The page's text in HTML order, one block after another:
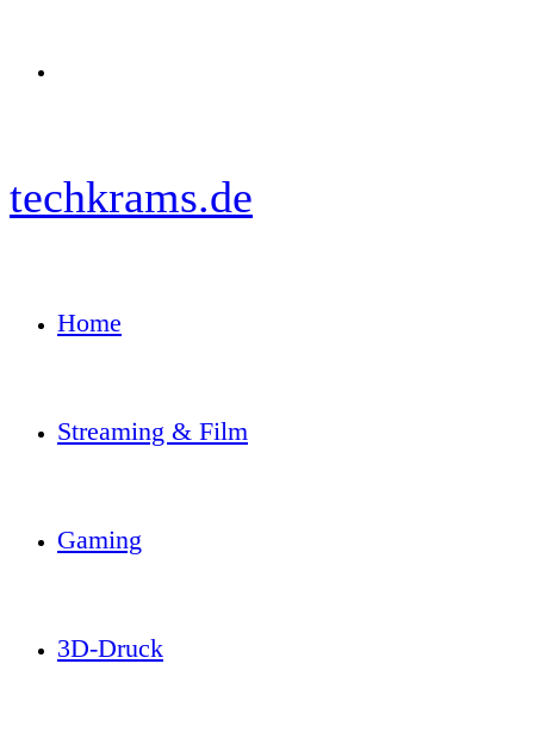
techkrams.de
Home
Streaming & Film
Gaming
3D-Druck